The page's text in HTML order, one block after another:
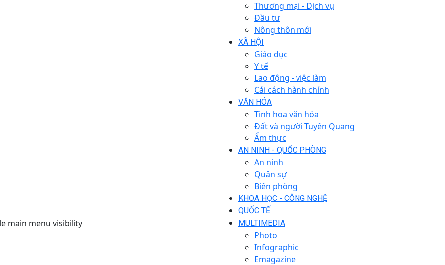
main menu visibility
Thương mại - Dịch vụ
Đầu tư
Nông thôn mới
XÃ HỘI
Giáo dục
Y tế
Lao động - việc làm
Cải cách hành chính
VĂN HÓA
Tinh hoa văn hóa
Đất và người Tuyên Quang
Ẩm thực
AN NINH - QUỐC PHÒNG
An ninh
Quân sự
Biên phòng
KHOA HỌC - CÔNG NGHỆ
QUỐC TẾ
MULTIMEDIA
Photo
Infographic
Emagazine